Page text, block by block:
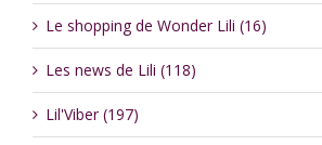
Le shopping de Wonder Lili (16)
Les news de Lili (118)
Lil'Viber (197)